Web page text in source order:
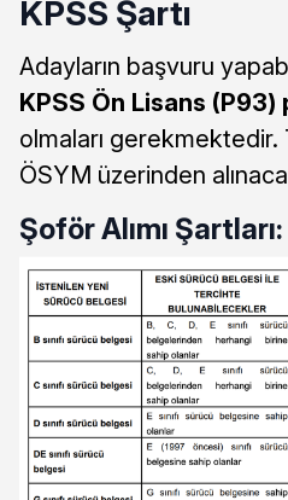
KPSS Şartı
Adayların başvuru
KPSS Ön Lisans (P93)
olmaları gerekmektedir.
ÖSYM üzerinden
Şoför Alımı Şartları: